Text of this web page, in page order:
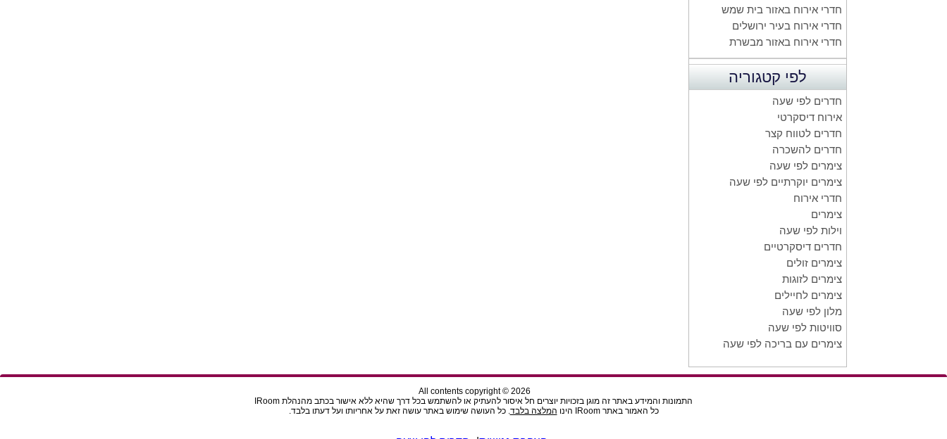
חדרי אירוח באזור בית שמש
חדרי אירוח בעיר ירושלים
חדרי אירוח באזור מבשרת
לפי קטגוריה
חדרים לפי שעה
אירוח דיסקרטי
חדרים לטווח קצר
חדרים להשכרה
צימרים לפי שעה
צימרים יוקרתיים לפי שעה
חדרי אירוח
צימרים
וילות לפי שעה
חדרים דיסקרטיים
צימרים זולים
צימרים לזוגות
צימרים לחיילים
מלון לפי שעה
סוויטות לפי שעה
צימרים עם בריכה לפי שעה
All contents copyright © 2026
התמונות והמידע באתר זה מוגן בזכויות יוצרים חל איסור להעתיק או להשתמש בכל דרך שהיא ללא אישור בכתב מהנהלת IRoom
כל האמור באתר IRoom הינו
המלצה בלבד. כל העושה שימוש באתר עושה זאת על אחריותו ועל דעתו בלבד.